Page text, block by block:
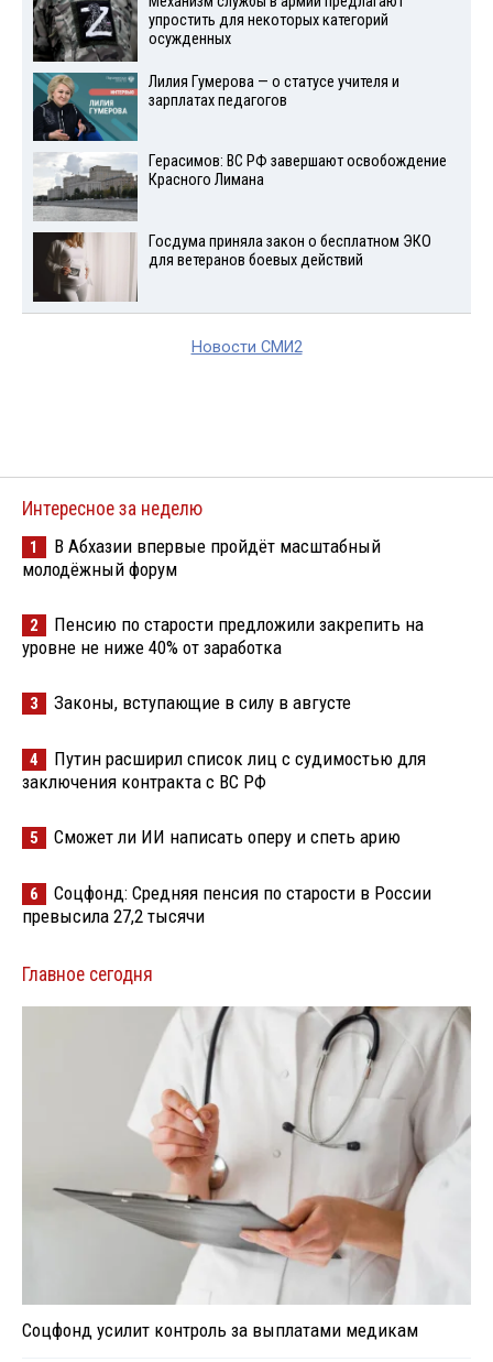
упростить для некоторых категорий
осужденных
Лилия Гумерова — о статусе учителя и
зарплатах педагогов
Герасимов: ВС РФ завершают освобождение
Красного Лимана
Госдума приняла закон о бесплатном ЭКО
для ветеранов боевых действий
Новости СМИ2
Интересное за неделю
1
В Абхазии впервые пройдёт масштабный
молодёжный форум
2
Пенсию по старости предложили закрепить на
уровне не ниже 40% от заработка
3 Законы, вступающие в силу в августе
4
Путин расширил список лиц с судимостью для
заключения контракта с ВС РФ
5 Сможет ли ИИ написать оперу и спеть арию
6
Соцфонд: Средняя пенсия по старости в России
превысила 27,2 тысячи
Главное сегодня
Соцфонд усилит контроль за выплатами медикам